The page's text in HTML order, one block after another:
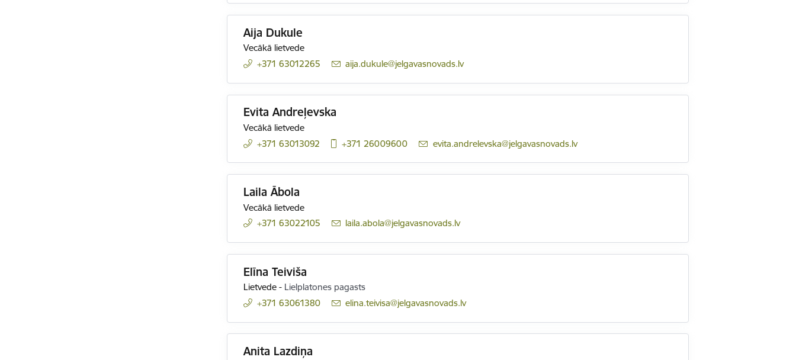
Aija Dukule
Vecākā lietvede
+371 63012265
E-pasts:
aija.dukule@jelgavasnovads.lv
Evita Andreļevska
Vecākā lietvede
+371 63013092
+371 26009600 E-pasts:
evita.andrelevska@jelgavasnovads.lv
Laila Ābola
Vecākā lietvede
+371 63022105
E-pasts:
laila.abola@jelgavasnovads.lv
Elīna Teiviša
Lietvede - Lielplatones pagasts
+371 63061380
E-pasts:
elina.teivisa@jelgavasnovads.lv
Anita Lazdiņa